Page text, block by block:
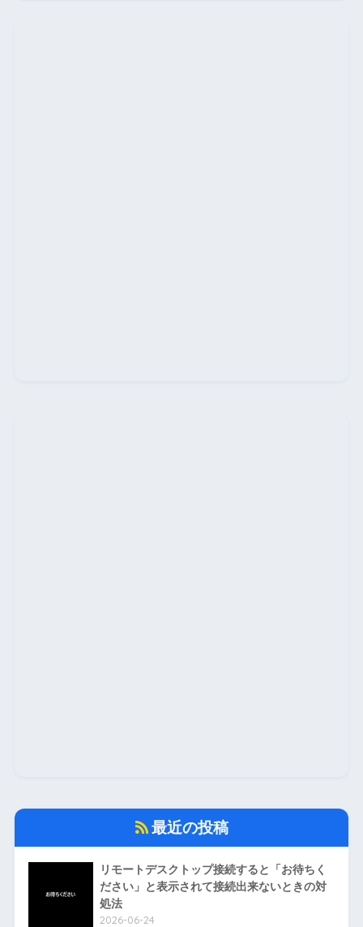
最近の投稿
リモートデスクトップ接続すると「お待ちく
ださい」と表示されて接続出来ないときの対
処法
2026-06-24